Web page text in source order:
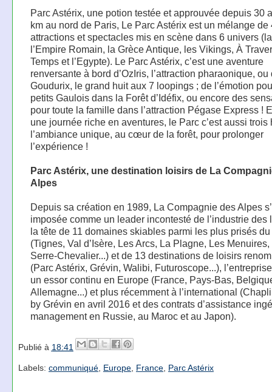
Parc Astérix, une potion testée et approuvée depuis 30
km au nord de Paris, Le Parc Astérix est un mélange de
attractions et spectacles mis en scène dans 6 univers
l’Empire Romain, la Grèce Antique, les Vikings, À
Temps et l’Egypte). Le Parc Astérix, c’est une aventure
renversante à bord d’OzIris, l’attraction pharaonique, ou
Goudurix, le grand huit aux 7 loopings ; de l’émotion
petits Gaulois dans la Forêt d’Idéfix, ou encore des
pour toute la famille dans l’attraction Pégase Express !
une journée riche en aventures, le Parc c’est aussi trois
l’ambiance unique, au cœur de la forêt, pour prolonger
l’expérience !
Parc Astérix, une destination loisirs de La
Alpes
Depuis sa création en 1989, La Compagnie des Alpes
imposée comme un leader incontesté de l’industrie des
la tête de 11 domaines skiables parmi les plus prisés
(Tignes, Val d’Isère, Les Arcs, La Plagne, Les
Serre-Chevalier...) et de 13 destinations de loisirs
(Parc Astérix, Grévin, Walibi, Futuroscope...),
un essor continu en Europe (France, Pays-Bas,
Allemagne...) et plus récemment à l’international
by Grévin en avril 2016 et des contrats d’assistance
management en Russie, au Maroc et au Japon).
Publié à 18:41
Labels: communiqué, Europe, France, Parc Astérix